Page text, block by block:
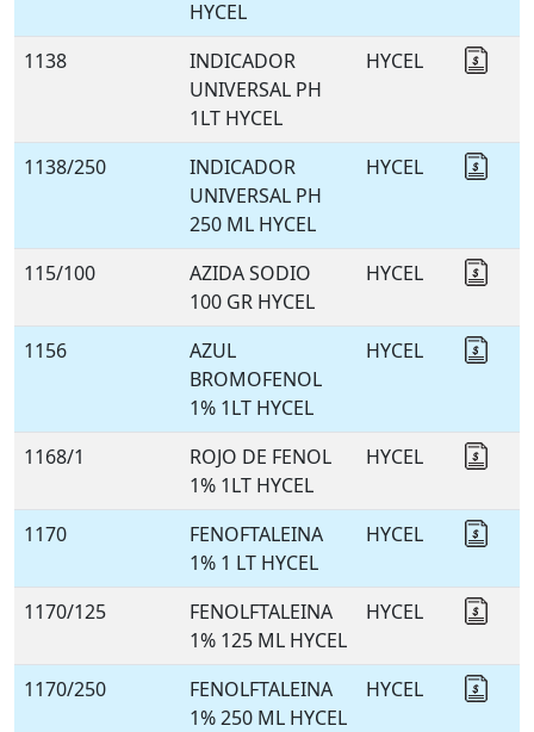
HYCEL
1138
INDICADOR
UNIVERSAL PH
1LT HYCEL
HYCEL
1138/250
INDICADOR
UNIVERSAL PH
250 ML HYCEL
HYCEL
115/100
AZIDA SODIO
100 GR HYCEL
HYCEL
1156
AZUL
BROMOFENOL
1% 1LT HYCEL
HYCEL
1168/1
ROJO DE FENOL
1% 1LT HYCEL
HYCEL
1170
FENOFTALEINA
1% 1 LT HYCEL
HYCEL
1170/125
FENOLFTALEINA
1% 125 ML HYCEL
HYCEL
1170/250
FENOLFTALEINA
1% 250 ML HYCEL
HYCEL